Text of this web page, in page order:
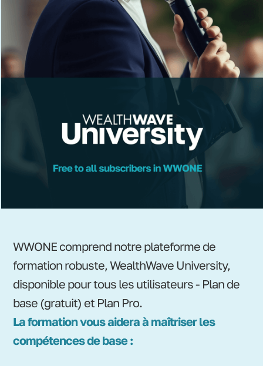
WWONE comprend notre plateforme de
formation robuste, WealthWave University,
disponible pour tous les utilisateurs - Plan de
base (gratuit) et Plan Pro.
La formation vous aidera à maîtriser les
compétences de base :